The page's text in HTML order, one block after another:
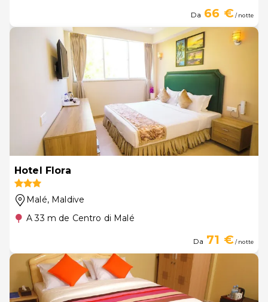
Da 66 €/ notte
Hotel Flora
Malé, Maldive
A 33 m de Centro di Malé
Da 71 €/ notte